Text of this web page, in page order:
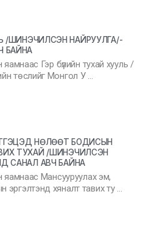
/ШИНЭЧИЛСЭН НАЙРУУЛГА/-
БАЙНА
яамнаас Гэр бүлийн тухай хууль /
төслийг Монгол У …
НӨЛӨӨТ БОДИСЫН
ТУХАЙ /ШИНЭЧИЛСЭН
САНАЛ АВЧ БАЙНА
яамнаас Мансууруулах эм,
эргэлтэнд хяналт тавих ту …